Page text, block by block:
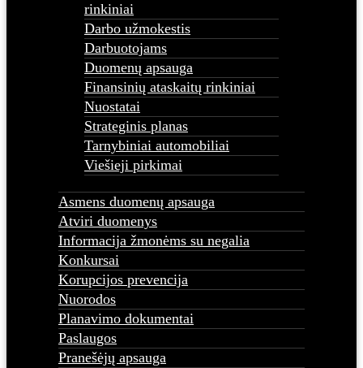
rinkiniai
Darbo užmokestis
Darbuotojams
Duomenų apsauga
Finansinių ataskaitų rinkiniai
Nuostatai
Strateginis planas
Tarnybiniai automobiliai
Viešieji pirkimai
Asmens duomenų apsauga
Atviri duomenys
Informacija žmonėms su negalia
Konkursai
Korupcijos prevencija
Nuorodos
Planavimo dokumentai
Paslaugos
Pranešėjų apsauga